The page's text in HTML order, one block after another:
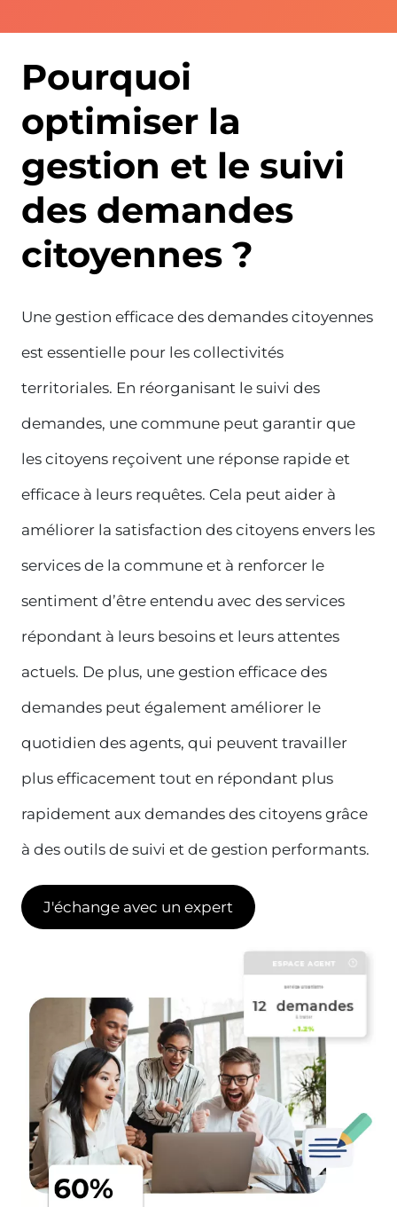
Pourquoi
optimiser la
gestion et le suivi
des demandes
citoyennes ?
Une gestion efficace des demandes citoyennes
est essentielle pour les collectivités
territoriales. En réorganisant le suivi des
demandes, une commune peut garantir que
les citoyens reçoivent une réponse rapide et
efficace à leurs requêtes. Cela peut aider à
améliorer la satisfaction des citoyens envers les
services de la commune et à renforcer le
sentiment d’être entendu avec des services
répondant à leurs besoins et leurs attentes
actuels. De plus, une gestion efficace des
demandes peut également améliorer le
quotidien des agents, qui peuvent travailler
plus efficacement tout en répondant plus
rapidement aux demandes des citoyens grâce
à des outils de suivi et de gestion performants.
J'échange avec un expert